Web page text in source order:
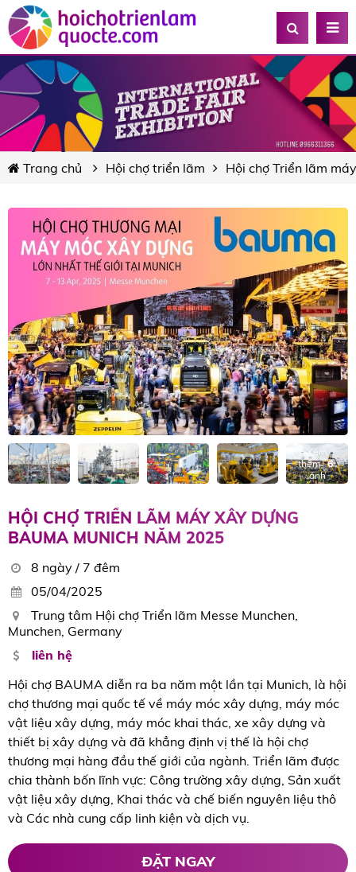
Trang chủ Hội chợ triển lãm Hội chợ Triển lãm
Xem
thêm 6
ảnh
HỘI CHỢ TRIỂN LÃM MÁY XÂY DỰNG
BAUMA MUNICH NĂM 2025
8 ngày / 7 đêm
05/04/2025
Trung tâm Hội chợ Triển lãm Messe Munchen,
Munchen, Germany
liên hệ
Hội chợ BAUMA diễn ra ba năm một lần tại Munich, là hội
chợ thương mại quốc tế về máy móc xây dựng, máy móc
vật liệu xây dựng, máy móc khai thác, xe xây dựng và
thiết bị xây dựng và đã khẳng định vị thế là hội chợ
thương mại hàng đầu thế giới của ngành. Triển lãm được
chia thành bốn lĩnh vực: Công trường xây dựng, Sản xuất
vật liệu xây dựng, Khai thác và chế biến nguyên liệu thô
và Các nhà cung cấp linh kiện và dịch vụ.
ĐẶT NGAY